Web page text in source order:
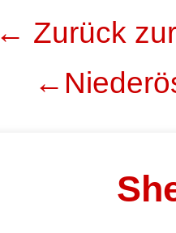
← Zurück